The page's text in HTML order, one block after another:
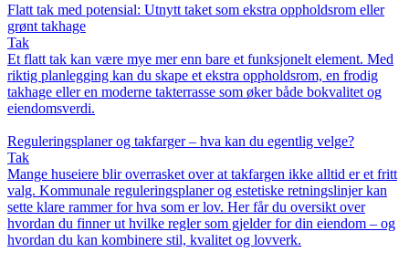
Flatt tak med potensial: Utnytt taket som ekstra oppholdsrom eller
grønt takhage
Tak
Et flatt tak kan være mye mer enn bare et funksjonelt element. Med
riktig planlegging kan du skape et ekstra oppholdsrom, en frodig
takhage eller en moderne takterrasse som øker både bokvalitet og
eiendomsverdi.
Reguleringsplaner og takfarger – hva kan du egentlig velge?
Tak
Mange huseiere blir overrasket over at takfargen ikke alltid er et fritt
valg. Kommunale reguleringsplaner og estetiske retningslinjer kan
sette klare rammer for hva som er lov. Her får du oversikt over
hvordan du finner ut hvilke regler som gjelder for din eiendom – og
hvordan du kan kombinere stil, kvalitet og lovverk.